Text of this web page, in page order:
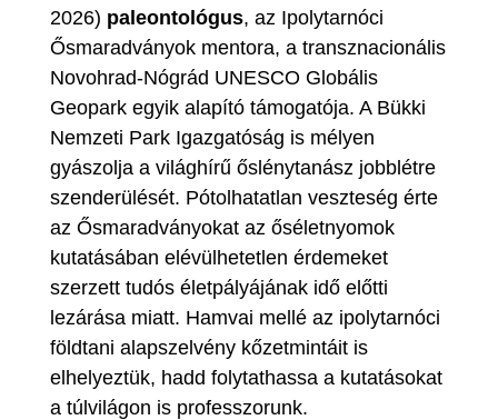
2026) paleontológus, az Ipolytarnóci
Ősmaradványok mentora, a transznacionális
Novohrad-Nógrád UNESCO Globális
Geopark egyik alapító támogatója. A Bükki
Nemzeti Park Igazgatóság is mélyen
gyászolja a világhírű őslénytanász jobblétre
szenderülését. Pótolhatatlan veszteség érte
az Ősmaradványokat az őséletnyomok
kutatásában elévülhetetlen érdemeket
szerzett tudós életpályájának idő előtti
lezárása miatt. Hamvai mellé az ipolytarnóci
földtani alapszelvény kőzetmintáit is
elhelyeztük, hadd folytathassa a kutatásokat
a túlvilágon is professzorunk.